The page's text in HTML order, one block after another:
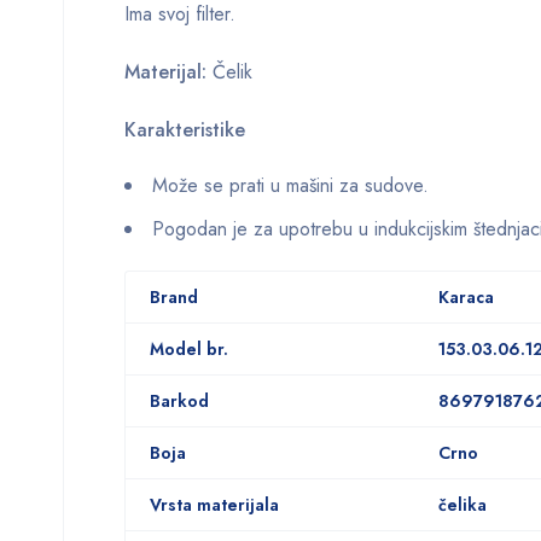
Ima svoj filter.
Materijal: Čelik
Karakteristike
Može se prati u mašini za sudove.
Pogodan je za upotrebu u indukcijskim
Brand Karaca
Model br.
Barkod
Boja Crno
Vrsta materijala čelika